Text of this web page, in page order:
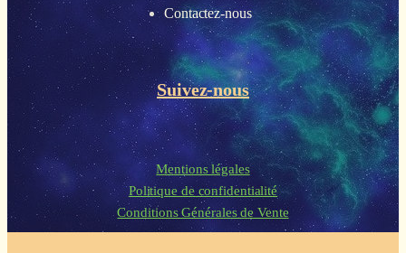
Contactez-nous
Suivez-nous
Mentions légales
Politique de confidentialité
Conditions Générales de Vente